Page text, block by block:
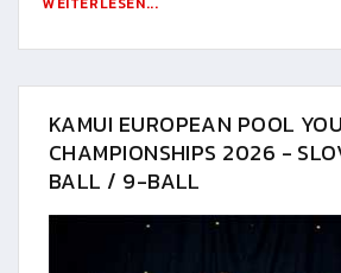
KAMUI EUROPEAN POOL
CHAMPIONSHIPS 2026 -
BALL / 9-BALL